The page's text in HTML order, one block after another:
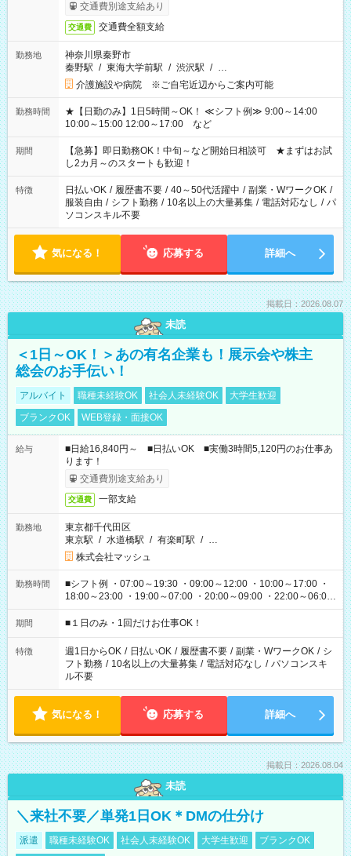
交通費別途支給あり
交通費 交通費全額支給
勤務地
神奈川県秦野市
秦野駅 / 東海大学前駅 / 渋沢駅 / …
介護施設や病院 ※ご自宅近辺からご案内可能
勤務時間
★【日勤のみ】1日5時間～OK！ ≪シフト例≫ 9:00～14:00
10:00～15:00 12:00～17:00 など
期間
【急募】即日勤務OK！中旬～など開始日相談可 ★まずはお試
し2カ月～のスタートも歓迎！
特徴 日払いOK / 履歴書不要 / 40～50代活躍中 / 副業・WワークOK /
服装自由 / シフト勤務 / 10名以上の大量募集 / 電話対応なし / パ
ソコンスキル不要
気になる！ 応募する 詳細へ
掲載日：2026.08.07
未読
＜1日～OK！＞あの有名企業も！展示会や株主
総会のお手伝い！
アルバイト 職種未経験OK 社会人未経験OK
大学生歓迎
ブランクOK
WEB登録・面接OK
給与
■日給16,840円～ ■日払いOK ■実働3時間5,120円のお仕事あ
ります！
交通費別途支給あり
交通費 一部支給
勤務地
東京都千代田区
東京駅 / 水道橋駅 / 有楽町駅 / …
株式会社マッシュ
勤務時間
■シフト例 ・07:00～19:30 ・09:00～12:00 ・10:00～17:00 ・
18:00～23:00 ・19:00～07:00 ・20:00～09:00 ・22:00～06:00
etc ★最短で3時間で5,120円のお仕事から 15時間で2万円近く稼
げるお仕事も！ ご希望のお時間に合わせてご紹介！ ※シフトは
ください！
期間 ■１日のみ・1回だけお仕事OK！
特徴 週1日からOK / 日払いOK / 履歴書不要 / 副業・WワークOK / シ
フト勤務 / 10名以上の大量募集 / 電話対応なし / パソコンスキ
ル不要
気になる！ 応募する 詳細へ
掲載日：2026.08.04
未読
＼来社不要／単発1日OK＊DMの仕分け
派遣 職種未経験OK 社会人未経験OK 大学生歓迎
ブランクOK